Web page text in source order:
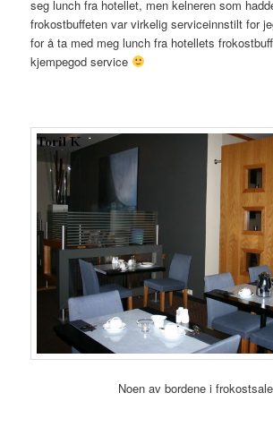
seg lunch fra hotellet, men kelneren som
frokostbuffeten var virkelig serviceinnstilt for
for å ta med meg lunch fra hotellets
kjempegod service
Noen av bordene i